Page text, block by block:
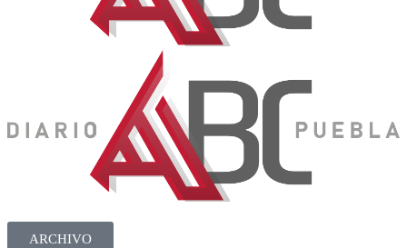
ARCHIVO